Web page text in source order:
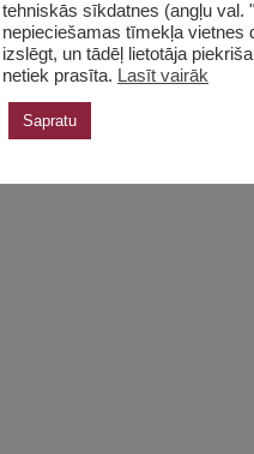
tehniskās sīkdatnes (angļu val.
nepieciešamas tīmekļa vietnes
izslēgt, un tādēļ lietotāja
netiek prasīta. Lasīt vairāk
Sapratu